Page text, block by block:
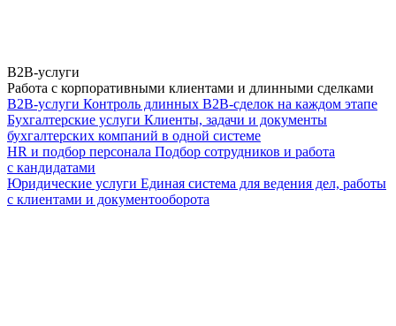
B2B-услуги
Работа с корпоративными клиентами и длинными сделками
B2B-услуги Контроль длинных B2B-сделок на каждом этапе
Бухгалтерские услуги Клиенты, задачи и документы
бухгалтерских компаний в одной системе
HR и подбор персонала Подбор сотрудников и работа
с кандидатами
Юридические услуги Единая система для ведения дел, работы
с клиентами и документооборота